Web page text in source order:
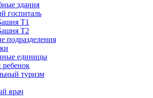
здания
госпиталь
Т1
Т2
подразделения
единицы
туризм
врач